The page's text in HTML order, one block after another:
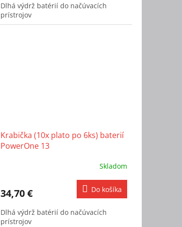
Dlhá výdrž batérií do načúvacích
prístrojov
Krabička (10x plato po 6ks) baterií
PowerOne 13
Skladom
34,70 € Do košíka
Dlhá výdrž batérií do načúvacích
prístrojov